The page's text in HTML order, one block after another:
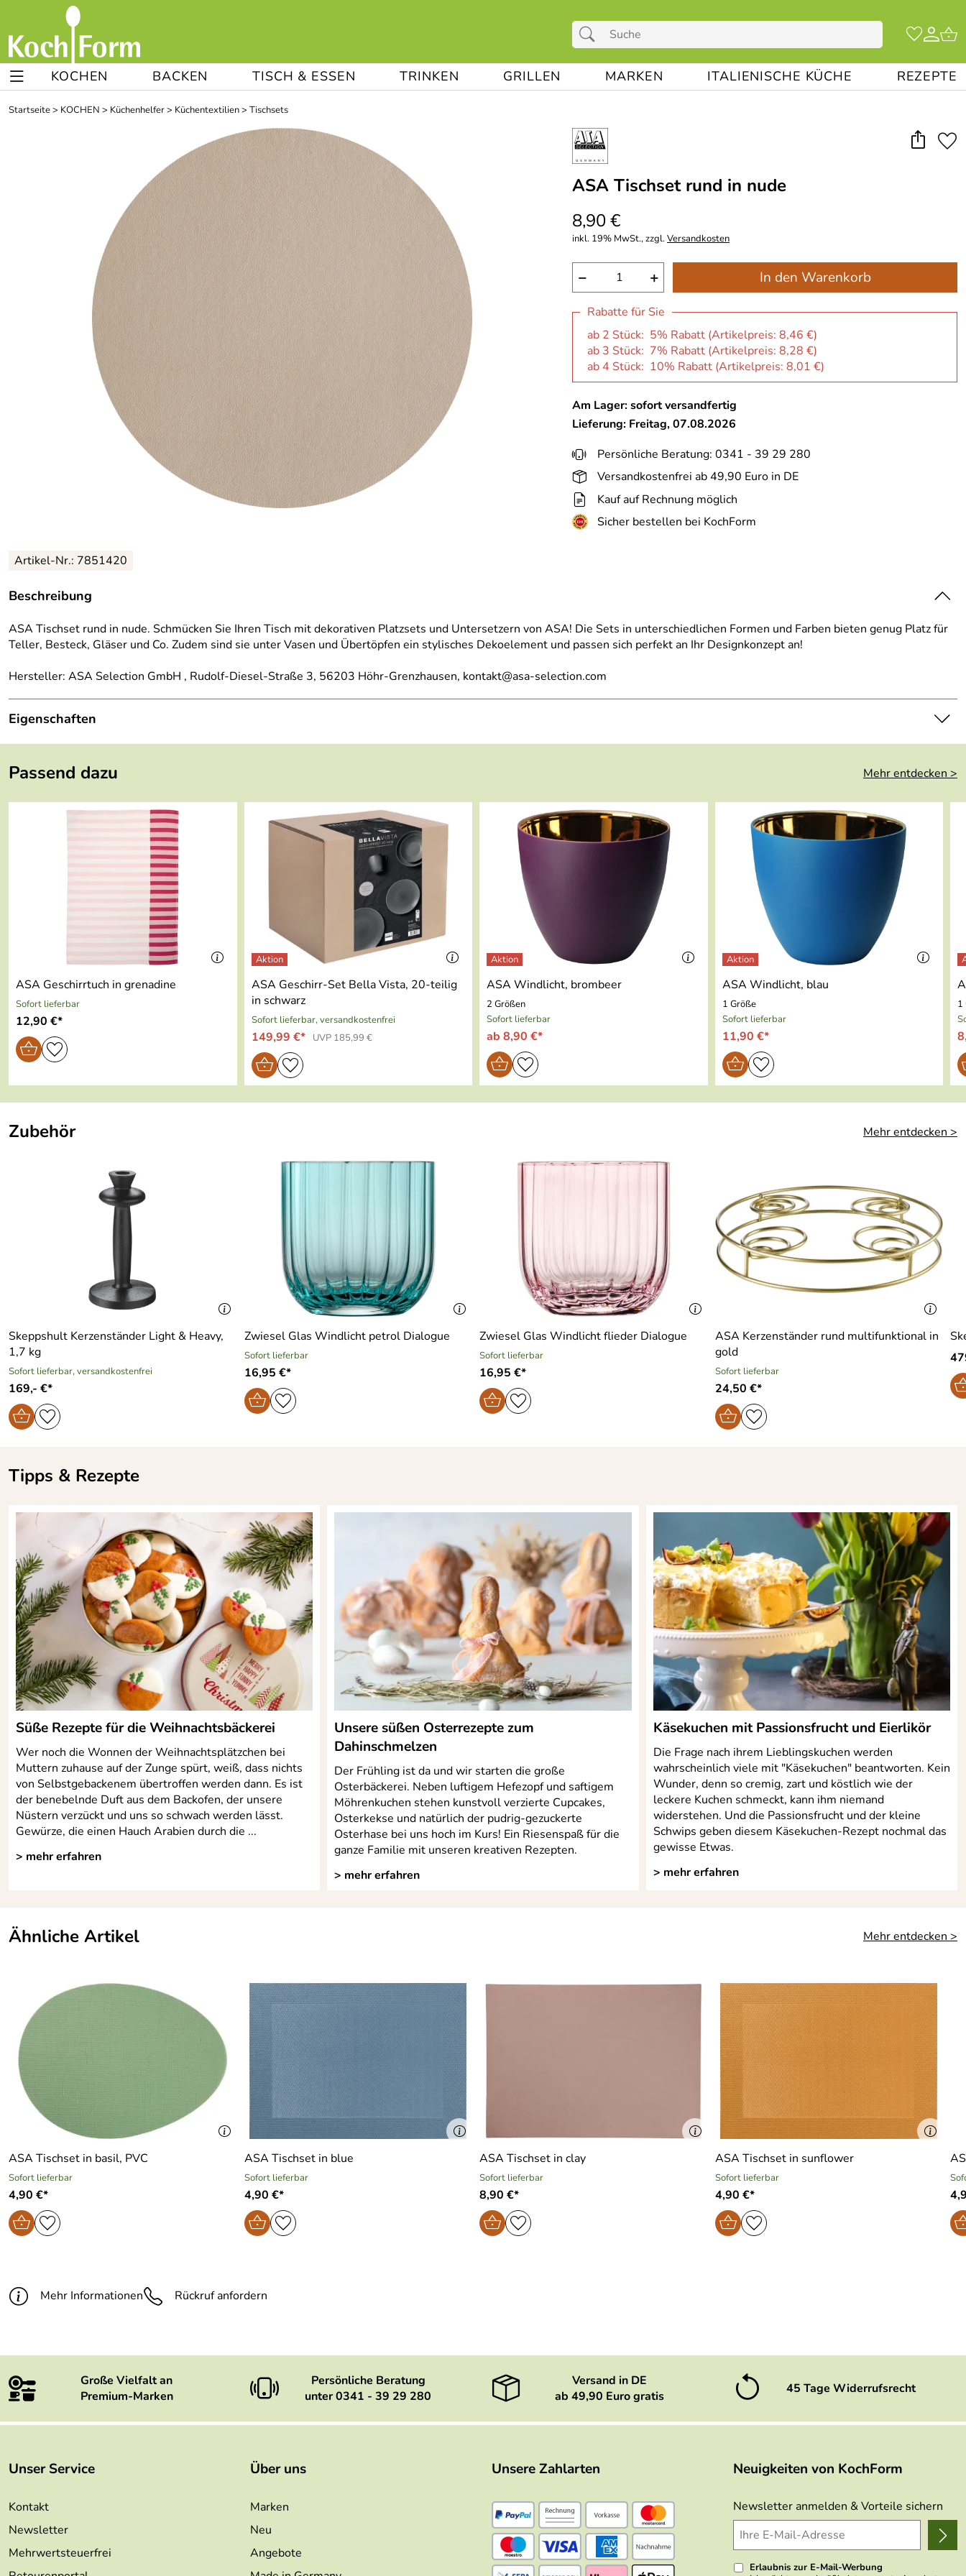
KOCHEN BACKEN TISCH & ESSEN TRINKEN GRILLEN MARKEN ITALIENISCHE KÜCHE REZEPTE
Startseite> KOCHEN > Küchenhelfer> Küchentextilien> Tischsets
ASA Tischset rund in nude
8,90 €
inkl. 19% MwSt., zzgl.Versandkosten
− + In den Warenkorb
Rabatte für Sie
ab 2 Stück: 5% Rabatt (Artikelpreis: 8,46 €)
ab 3 Stück: 7% Rabatt (Artikelpreis: 8,28 €)
ab 4 Stück: 10% Rabatt (Artikelpreis: 8,01 €)
Am Lager: sofort versandfertig
Lieferung: Freitag, 07.08.2026
Persönliche Beratung: 0341 - 39 29 280
Versandkostenfrei ab 49,90 Euro in DE
Kauf auf Rechnung möglich
Sicher bestellen bei KochForm
Artikel-Nr.: 7851420
Beschreibung
ASA Tischset rund in nude. Schmücken Sie Ihren Tisch mit dekorativen Platzsets und Untersetzern von ASA! Die Sets in unterschiedlichen Formen und Farben bieten genug Platz für
Teller, Besteck, Gläser und Co. Zudem sind sie unter Vasen und Übertöpfen ein stylisches Dekoelement und passen sich perfekt an Ihr Designkonzept an!
Hersteller: ASA Selection GmbH , Rudolf-Diesel-Straße 3, 56203 Höhr-Grenzhausen, kontakt@asa-selection.com
Eigenschaften
Länge:
Geeignet für Spülmaschine:
Geeignet für Backofen:
Geeignet für Mikrowelle:
Geeignet für Gefriertruhe:
Im Geschenkkarton:
nein
Passend dazu Mehr entdecken >
ASA Geschirrtuch in grenadine
Sofort lieferbar
12,90 €*
ASA Geschirr-Set Bella Vista, 20-teilig
in schwarz
Sofort lieferbar, versandkostenfrei
149,99 €* UVP 185,99 €
ASA Windlicht, brombeer
2 Größen
Sofort lieferbar
ab 8,90 €*
ASA Windlicht, blau
1 Größe
Sofort lieferbar
11,90 €*
1
Zubehör Mehr entdecken >
Skeppshult Kerzenständer Light & Heavy,
1,7 kg
Sofort lieferbar, versandkostenfrei
169,- €*
Zwiesel Glas Windlicht petrol Dialogue
Sofort lieferbar
16,95 €*
Zwiesel Glas Windlicht flieder Dialogue
Sofort lieferbar
16,95 €*
ASA Kerzenständer rund multifunktional in
gold
Sofort lieferbar
24,50 €*
Tipps & Rezepte
Süße Rezepte für die Weihnachtsbäckerei
Wer noch die Wonnen der Weihnachtsplätzchen bei
Muttern zuhause auf der Zunge spürt, weiß, dass nichts
von Selbstgebackenem übertroffen werden dann. Es ist
der benebelnde Duft aus dem Backofen, der unsere
Nüstern verzückt und uns so schwach werden lässt.
Gewürze, die einen Hauch Arabien durch die ...
> mehr erfahren
Unsere süßen Osterrezepte zum
Dahinschmelzen
Der Frühling ist da und wir starten die große
Osterbäckerei. Neben luftigem Hefezopf und saftigem
Möhrenkuchen stehen kunstvoll verzierte Cupcakes,
Osterkekse und natürlich der pudrig-gezuckerte
Osterhase bei uns hoch im Kurs! Ein Riesenspaß für die
ganze Familie mit unseren kreativen Rezepten.
> mehr erfahren
Käsekuchen mit Passionsfrucht und Eierlikör
Die Frage nach ihrem Lieblingskuchen werden
wahrscheinlich viele mit "Käsekuchen" beantworten. Kein
Wunder, denn so cremig, zart und köstlich wie der
leckere Kuchen schmeckt, kann ihm niemand
widerstehen. Und die Passionsfrucht und der kleine
Schwips geben diesem Käsekuchen-Rezept nochmal das
gewisse Etwas.
> mehr erfahren
Ähnliche Artikel Mehr entdecken >
ASA Tischset in basil, PVC
Sofort lieferbar
4,90 €*
ASA Tischset in blue
Sofort lieferbar
4,90 €*
ASA Tischset in clay
Sofort lieferbar
8,90 €*
ASA Tischset in sunflower
Sofort lieferbar
4,90 €*
Mehr Informationen Rückruf anfordern
Große Vielfalt an
Premium-Marken
Persönliche Beratung
unter 0341 - 39 29 280
Versand in DE
ab 49,90 Euro gratis
45 Tage Widerrufsrecht
Unser Service
Kontakt
Newsletter
Mehrwertsteuerfrei
Über uns
Marken
Neu
Angebote
Unsere Zahlarten Neuigkeiten von KochForm
Newsletter anmelden & Vorteile sichern
Erlaubnis zur E-Mail-Werbung